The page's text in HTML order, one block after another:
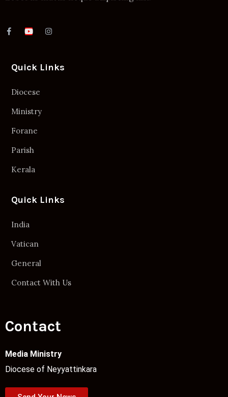
Quick Links
Diocese
Ministry
Forane
Parish
Kerala
Quick Links
India
Vatican
General
Contact With Us
Contact
Media Ministry
Diocese of Neyyattinkara